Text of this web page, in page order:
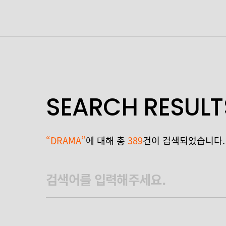
SEARCH
“DRAMA”에 대해 총 389건이 검색되었습니다.
검색어를 입력해주세요.